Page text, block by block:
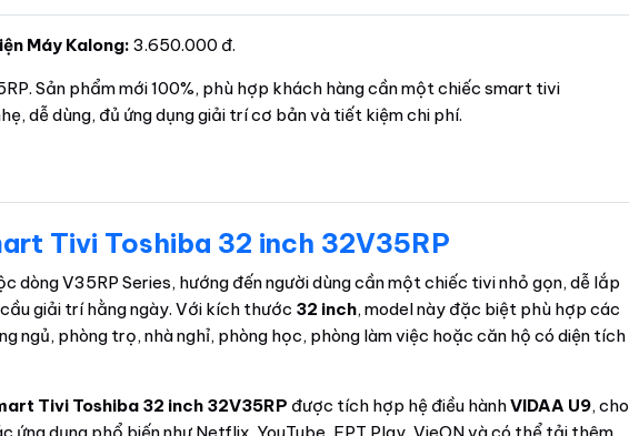
Máy Kalong: 3.650.000 đ.
Sản phẩm mới 100%, phù hợp khách hàng cần một chiếc smart tivi
dễ dùng, đủ ứng dụng giải trí cơ bản và tiết kiệm chi phí.
Tivi Toshiba 32 inch 32V35RP
dòng V35RP Series, hướng đến người dùng cần một chiếc tivi nhỏ gọn, dễ lắp
giải trí hằng ngày. Với kích thước 32 inch, model này đặc biệt phù hợp các
ngủ, phòng trọ, nhà nghỉ, phòng học, phòng làm việc hoặc căn hộ có diện tích
Tivi Toshiba 32 inch 32V35RP được tích hợp hệ điều hànhVIDAA U9, cho